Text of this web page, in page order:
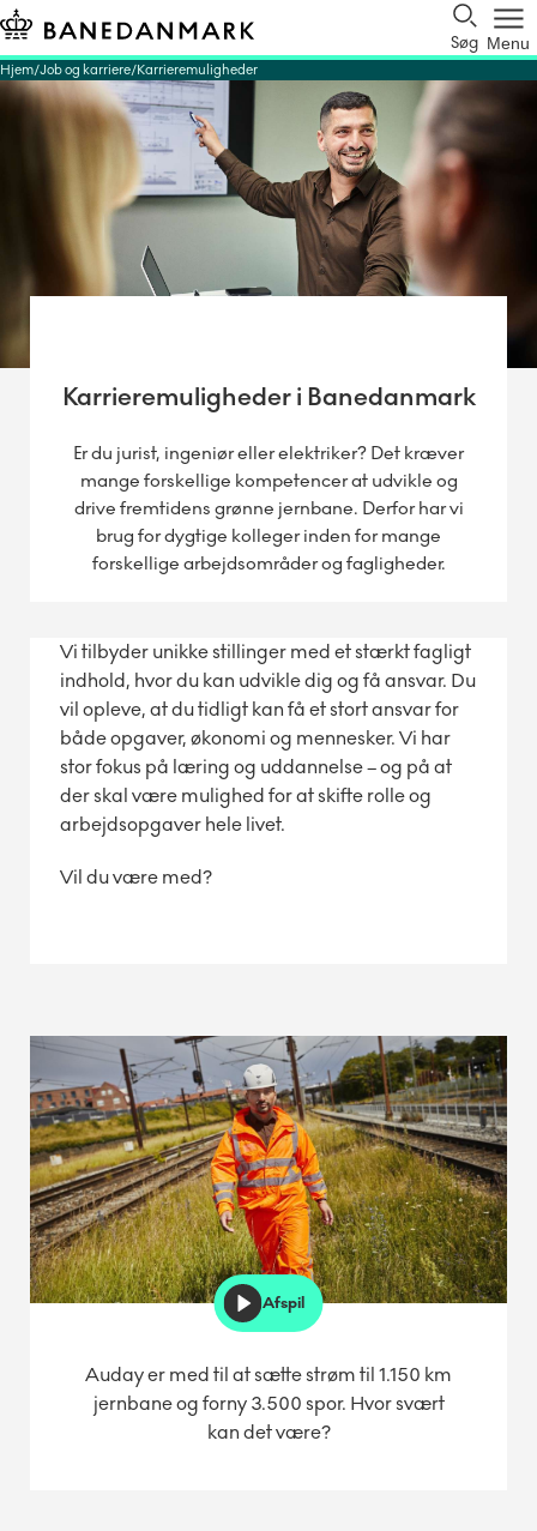
Søg Menu
Hjem Job og karriere Karrieremuligheder
Karrieremuligheder i Banedanmark
Er du jurist, ingeniør eller elektriker? Det kræver
mange forskellige kompetencer at udvikle og
drive fremtidens grønne jernbane. Derfor har vi
brug for dygtige kolleger inden for mange
forskellige arbejdsområder og fagligheder.
Vi tilbyder unikke stillinger med et stærkt fagligt
indhold, hvor du kan udvikle dig og få ansvar. Du
vil opleve, at du tidligt kan få et stort ansvar for
både opgaver, økonomi og mennesker. Vi har
stor fokus på læring og uddannelse – og på at
der skal være mulighed for at skifte rolle og
arbejdsopgaver hele livet.
Vil du være med?
Auday er med til at sætte strøm til 1.150 km
jernbane og forny 3.500 spor. Hvor svært
kan det være?
Afspil